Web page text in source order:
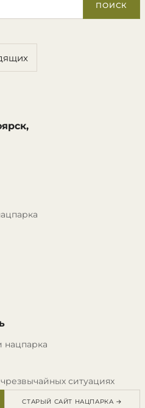
ПОИСК
ситуациях
СТАРЫЙ САЙТ НАЦПАРКА →